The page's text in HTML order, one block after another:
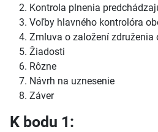
Kontrola plnenia
Voľby hlavného kontrolóra
Zmluva o založení združenia
Žiadosti
Rôzne
Návrh na uznesenie
Záver
K bodu 1: